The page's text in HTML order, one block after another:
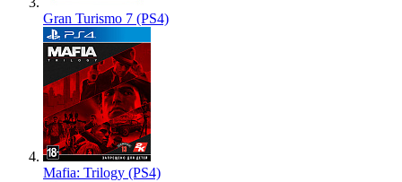
Gran Turismo 7 (PS4)
Mafia: Trilogy (PS4)